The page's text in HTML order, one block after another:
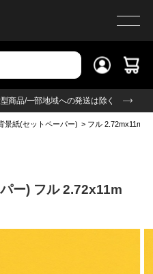
商品/一部地域への発送は除く
景紙(セットペーパー) > フル 2.72mx11m
ー) フル 2.72x11m